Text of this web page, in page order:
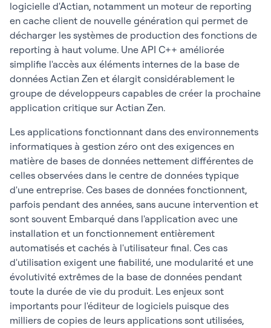
logicielle d'Actian, notamment un moteur de reporting
en cache client de nouvelle génération qui permet de
décharger les systèmes de production des fonctions de
reporting à haut volume. Une API C++ améliorée
simplifie l'accès aux éléments internes de la base de
données Actian Zen et élargit considérablement le
groupe de développeurs capables de créer la prochaine
application critique sur Actian Zen.
Les applications fonctionnant dans des environnements
informatiques à gestion zéro ont des exigences en
matière de bases de données nettement différentes de
celles observées dans le centre de données typique
d'une entreprise. Ces bases de données fonctionnent,
parfois pendant des années, sans aucune intervention et
sont souvent Embarqué dans l'application avec une
installation et un fonctionnement entièrement
automatisés et cachés à l'utilisateur final. Ces cas
d'utilisation exigent une fiabilité, une modularité et une
évolutivité extrêmes de la base de données pendant
toute la durée de vie du produit. Les enjeux sont
importants pour l'éditeur de logiciels puisque des
milliers de copies de leurs applications sont utilisées,